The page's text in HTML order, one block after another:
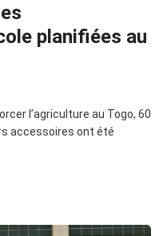
planifiées au
l’agriculture au Togo, 60
accessoires ont été